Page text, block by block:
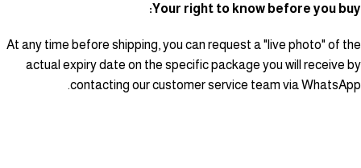
Your right to know before you buy:
At any time before shipping, you can request a "live photo" of the
actual expiry date on the specific package you will receive by
contacting our customer service team via WhatsApp.